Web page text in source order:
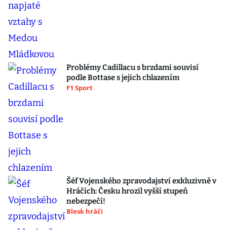
Problémy Cadillacu s brzdami souvisí
podle Bottase s jejich chlazením
F1 Sport
Šéf Vojenského zpravodajství exkluzivně v
Hráčích: Česku hrozil vyšší stupeň
nebezpečí!
Blesk hráči